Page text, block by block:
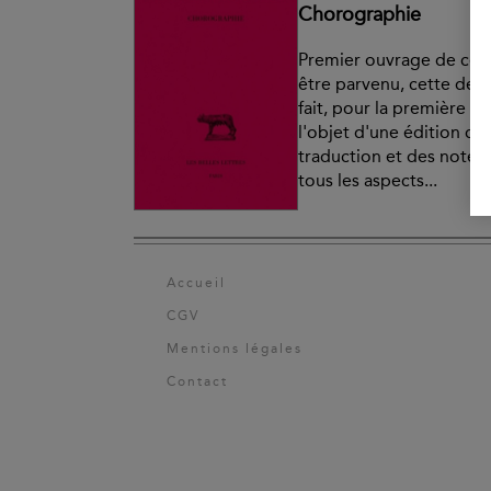
Chorographie
Premier ouvrage de ce
être parvenu, cette
fait, pour la première
l'objet d'une édition
traduction et des notes
tous les aspects...
Accueil
CGV
Mentions légales
Contact